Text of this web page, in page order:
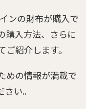
ンの財布が購入で
購入方法、さらに
紹介します。
めの情報が満載で
い。